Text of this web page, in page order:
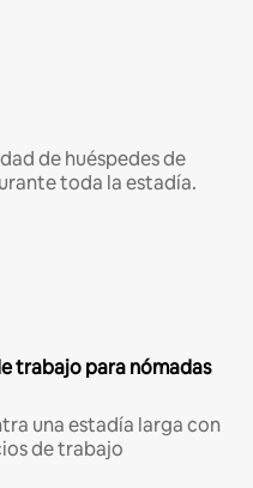
de huéspedes de
toda la estadía.
trabajo para nómadas
una estadía larga con
de trabajo